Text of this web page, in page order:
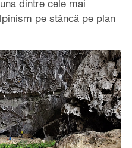
dintre cele mai
pe stâncă pe plan